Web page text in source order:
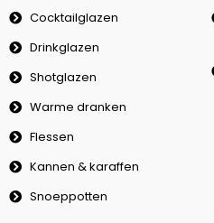
Cocktailglazen
Drinkglazen
Shotglazen
Warme dranken
Flessen
Kannen & karaffen
Snoeppotten